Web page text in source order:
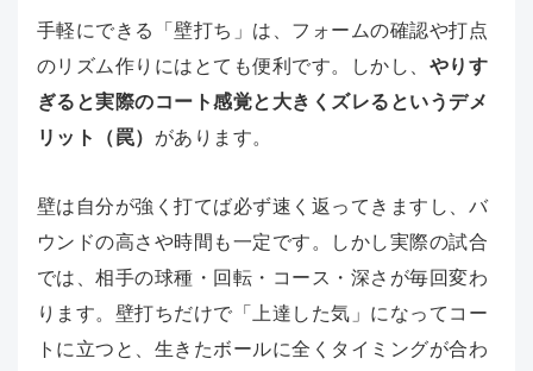
手軽にできる「壁打ち」は、フォームの確認や打点
のリズム作りにはとても便利です。しかし、 やりす
ぎると実際のコート感覚と大きくズレるというデメ
リット（罠） があります。
壁は自分が強く打てば必ず速く返ってきますし、バ
ウンドの高さや時間も一定です。しかし実際の試合
では、相手の球種・回転・コース・深さが毎回変わ
ります。壁打ちだけで「上達した気」になってコー
トに立つと、生きたボールに全くタイミングが合わ